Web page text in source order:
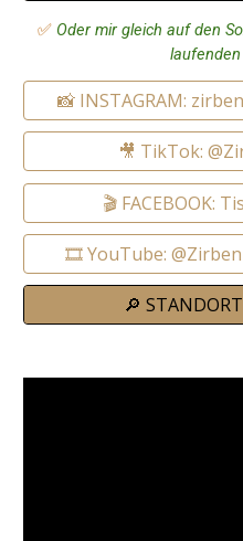
✅ Oder mir gleich auf den
📸 INSTAGRAM:
🎥 TikTok:
🎬 FACEBOOK:
🎞️ YouTube:
🔎